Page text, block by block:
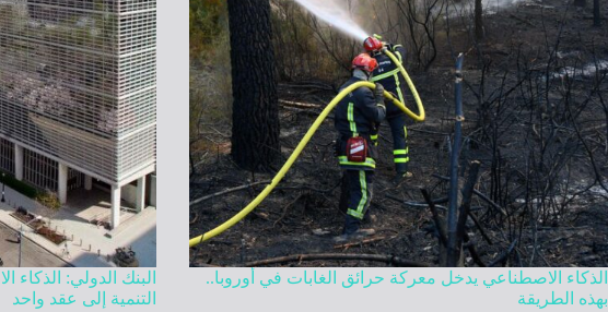
الذكاء الاصطناعي يدخل معركة حرائق الغابات في أوروبا..
بهذه الطريقة
التنمية إلى عقد واحد